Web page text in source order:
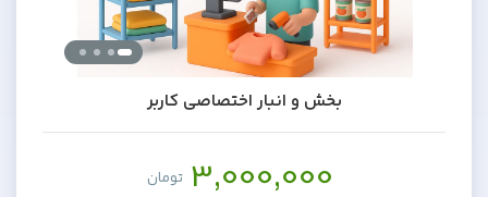
بخش و انبار اختصاصی کاربر
تومان